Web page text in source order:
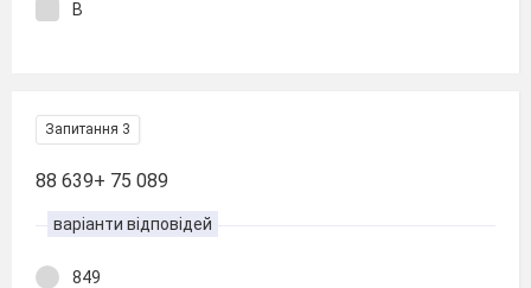
B
Запитання 3
88 639+ 75 089
варіанти відповідей
849